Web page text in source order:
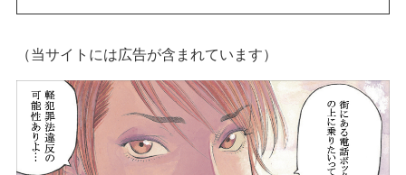
（当サイトには広告が含まれています）